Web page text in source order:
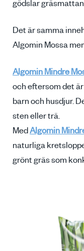
gödslar
Det är samma
Algomin Mossa
Algomin Mindre
och eftersom det
barn och husdjur.
sten eller trä.
MedAlgomin
naturliga
grönt gräs som